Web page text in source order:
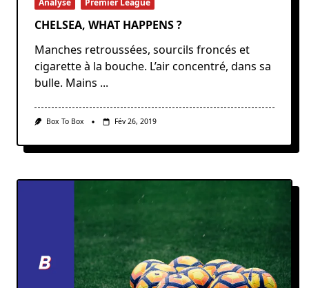
Analyse Premier League
CHELSEA, WHAT HAPPENS ?
Manches retroussées, sourcils froncés et
cigarette à la bouche. L’air concentré, dans sa
bulle. Mains ...
Box To Box Fév 26, 2019